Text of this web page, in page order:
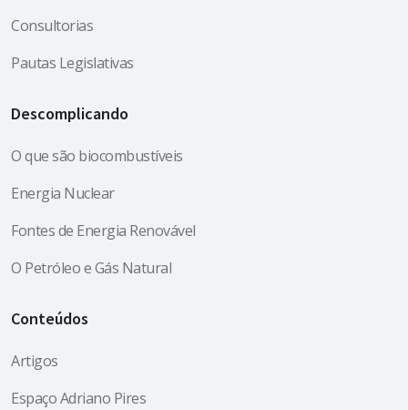
Consultorias
Pautas Legislativas
Descomplicando
O que são biocombustíveis
Energia Nuclear
Fontes de Energia Renovável
O Petróleo e Gás Natural
Conteúdos
Artigos
Espaço Adriano Pires